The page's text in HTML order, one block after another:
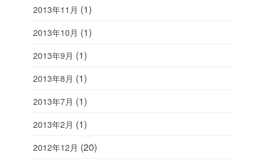
2013年11月 (1)
2013年10月 (1)
2013年9月 (1)
2013年8月 (1)
2013年7月 (1)
2013年2月 (1)
2012年12月 (20)